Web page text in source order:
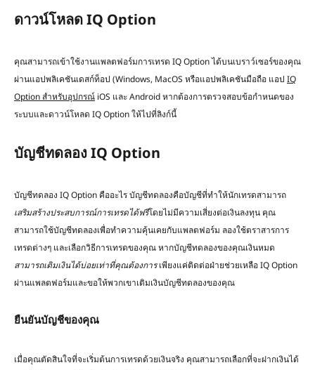
ดาวน์โหลด IQ Option
คุณสามารถเข้าใช้งานแพลตฟอร์มการเทรด IQ Option ได้บนเบราว์เซอร์ของคุณ
ผ่านแอปพลิเคชันเดสก์ท็อป (Windows, MacOS หรือแอปพลิเคชันมือถือ แอป IQ
Option สำหรับอุปกรณ์ iOS และ Android หากต้องการตรวจสอบข้อกำหนดของ
ระบบและดาวน์โหลด IQ Option ให้ไปที่ลิงก์นี้
บัญชีทดลอง IQ Option
บัญชีทดลอง IQ Option คืออะไร บัญชีทดลองคือบัญชีที่ทำให้นักเทรดสามารถ
เสริมสร้างประสบการณ์การเทรดได้ฟรีโดยไม่มีความเสี่ยงต่อเงินลงทุน คุณ
สามารถใช้บัญชีทดลองเพื่อทำความคุ้นเคยกับแพลตฟอร์ม ลองใช้ตราสารการ
เทรดต่างๆ และเลือกวิธีการเทรดของคุณ หากบัญชีทดลองของคุณเงินหมด
สามารถเติมเงินได้บ่อยเท่าที่คุณต้องการเพียงแค่ติดต่อฝ่ายช่วยเหลือ IQ Option
ผ่านแพลตฟอร์มและขอให้พวกเขาเติมเงินบัญชีทดลองของคุณ
ยืนยันบัญชีของคุณ
เมื่อคุณตัดสินใจที่จะเริ่มต้นการเทรดด้วยเงินจริง คุณสามารถเลือกที่จะฝากเงินได้